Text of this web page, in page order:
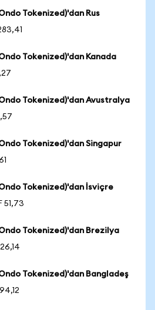
Tokenized)'dan Rus
Tokenized)'dan Kanada
Tokenized)'dan Avustralya
Tokenized)'dan Singapur
Tokenized)'dan İsviçre
51,73
Tokenized)'dan Brezilya
Tokenized)'dan Bangladeş